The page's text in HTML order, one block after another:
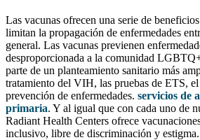
Las vacunas ofrecen una serie de
limitan la propagación de enfermedades
general. Las vacunas previenen
desproporcionada a la comunidad
parte de un planteamiento sanitario más
tratamiento del VIH, las pruebas de ETS,
prevención de enfermedades. servicios de
primaria. Y al igual que con cada uno de
Radiant Health Centers ofrece
inclusivo, libre de discriminación y estigma.